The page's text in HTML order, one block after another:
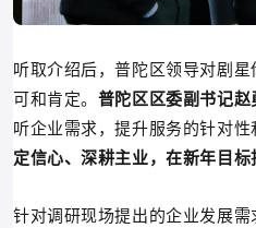
听取介绍后，普陀区领导对剧
可和肯定。 普陀区区委副书记赵
听企业需求，提升服务的针对性
定信心、深耕主业，在新年目标
针对调研现场提出的企业发展需